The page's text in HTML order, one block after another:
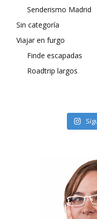
Senderismo Madrid
Sin categoría
Viajar en furgo
Finde escapadas
Roadtrip largos